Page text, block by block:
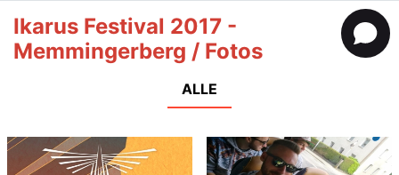
Ikarus Festival 2017 -
Memmingerberg / Fotos
ALLE